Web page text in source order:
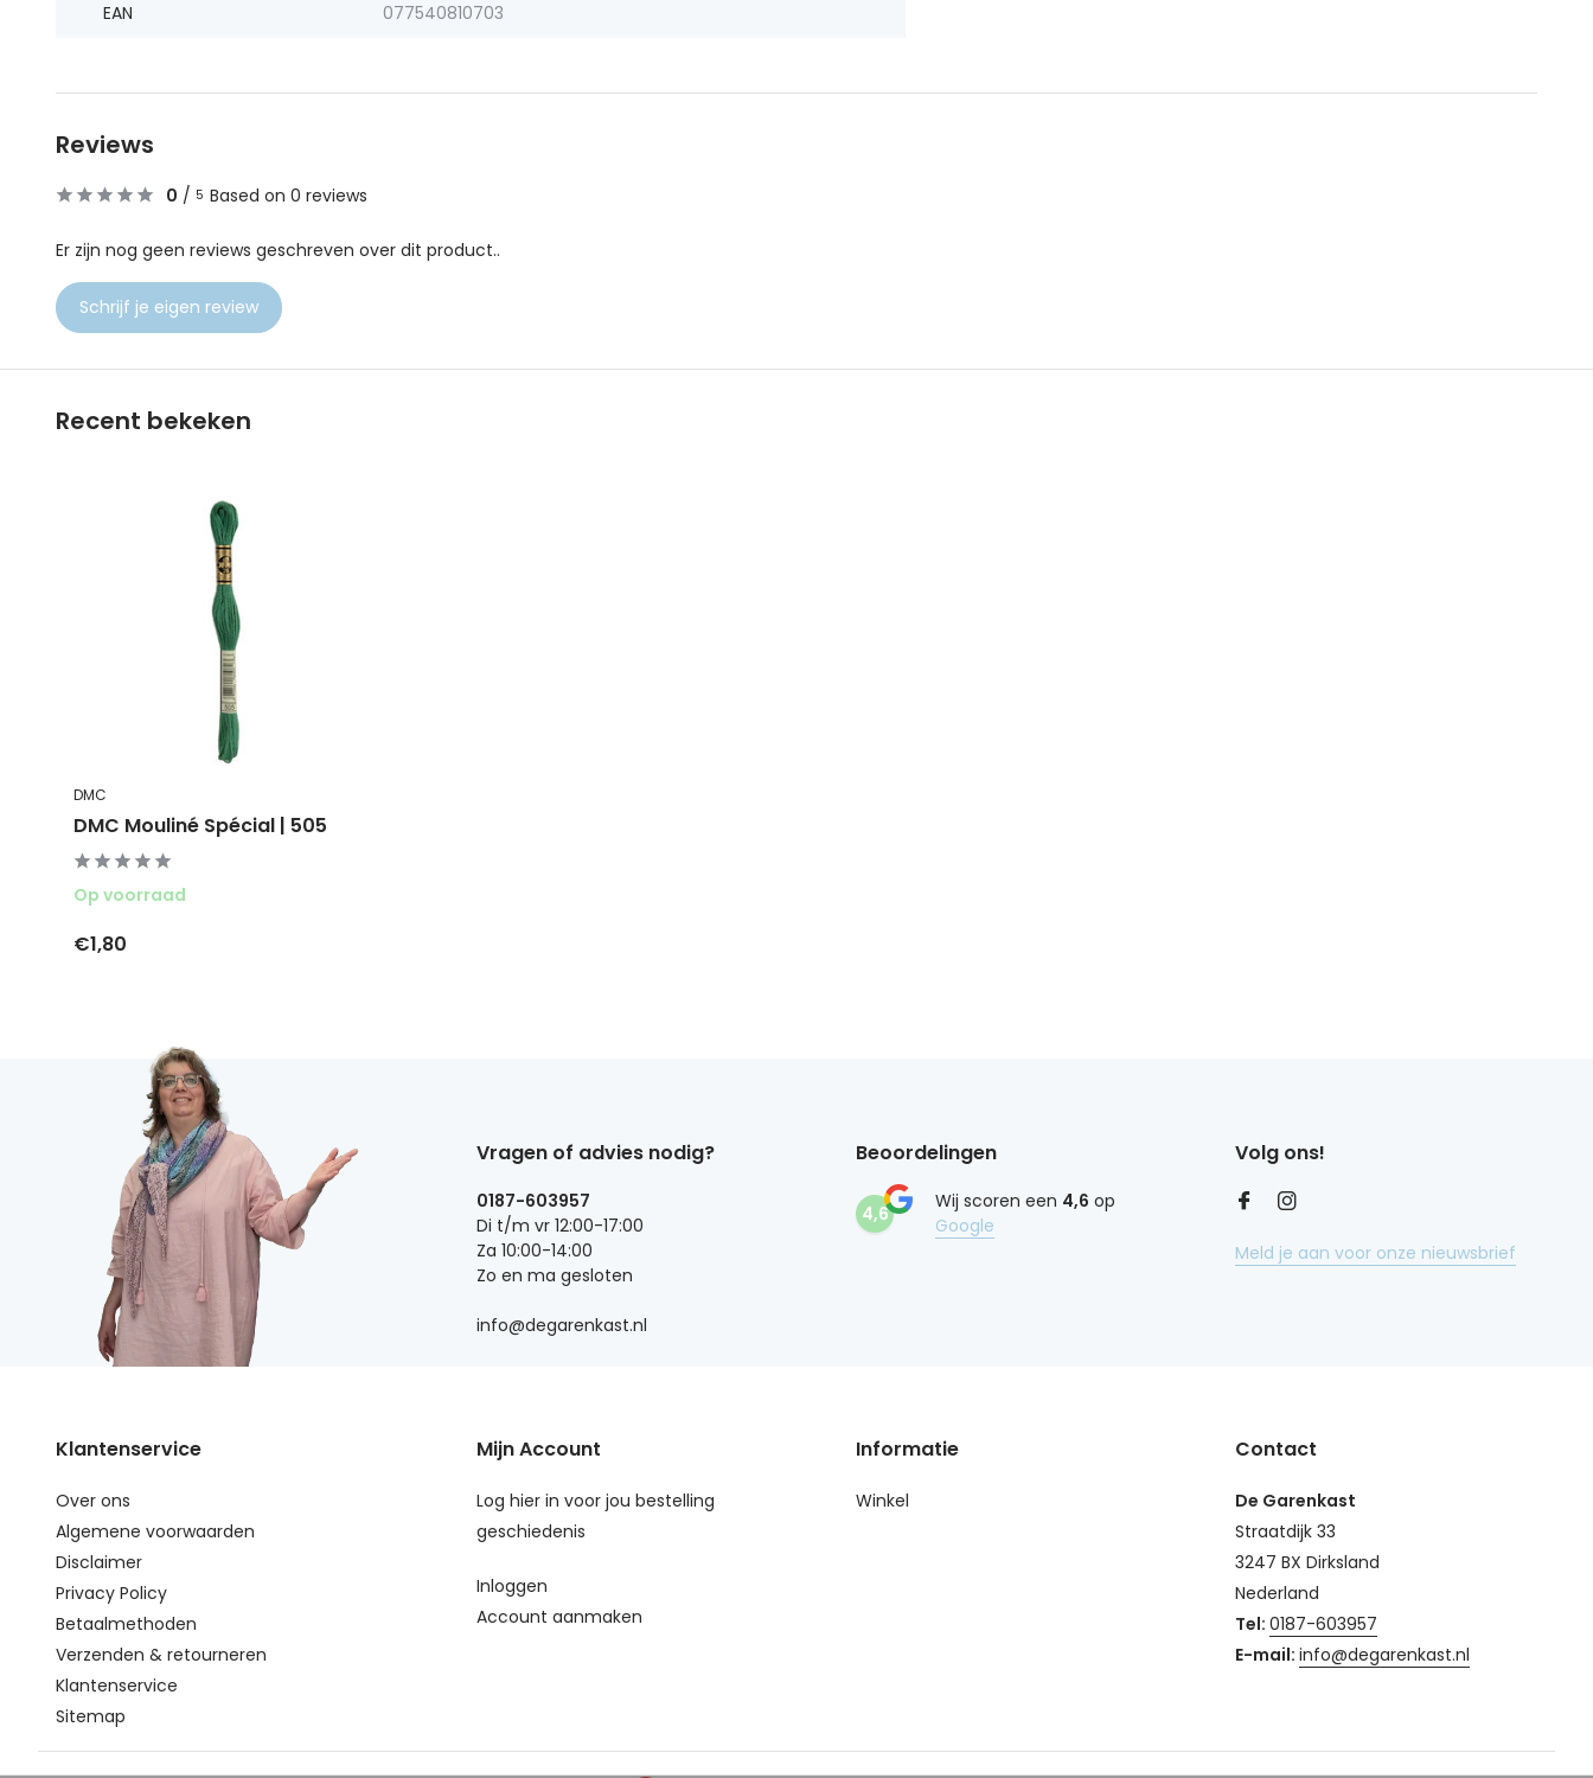
EAN 077540810703
Reviews
0 / 5 Based on 0 reviews
Er zijn nog geen reviews geschreven over dit product..
Schrijf je eigen review
Recent bekeken
DMC
DMC Mouliné Spécial | 505
Op voorraad
€1,80
Vragen of advies nodig?
0187-603957
Di t/m vr 12:00-17:00
Za 10:00-14:00
Zo en ma gesloten
info@degarenkast.nl
Beoordelingen
4,6
Wij scoren een 4,6 op
Google
Volg ons!
Meld je aan voor onze nieuwsbrief
Klantenservice
Over ons
Algemene voorwaarden
Disclaimer
Privacy Policy
Betaalmethoden
Verzenden & retourneren
Klantenservice
Sitemap
Mijn Account
Log hier in voor jou bestelling
geschiedenis
Inloggen
Account aanmaken
Informatie
Winkel
Contact
De Garenkast
Straatdijk 33
3247 BX Dirksland
Nederland
Tel: 0187-603957
E-mail: info@degarenkast.nl